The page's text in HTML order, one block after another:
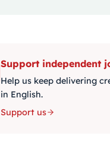
Support independent
Help us keep delivering
in English.
Support us